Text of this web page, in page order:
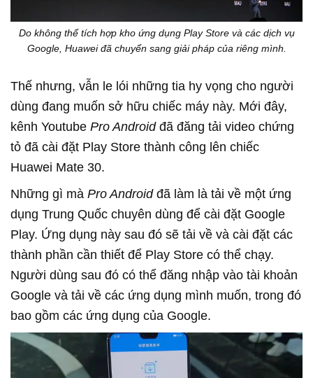
Do không thể tích hợp kho ứng dụng Play Store và các dịch vụ
Google, Huawei đã chuyển sang giải pháp của riêng mình.
Thế nhưng, vẫn le lói những tia hy vọng cho người
dùng đang muốn sở hữu chiếc máy này. Mới đây,
kênh Youtube Pro Android đã đăng tải video chứng
tỏ đã cài đặt Play Store thành công lên chiếc
Huawei Mate 30.
Những gì mà Pro Androidđã làm là tải về một ứng
dụng Trung Quốc chuyên dùng để cài đặt Google
Play. Ứng dụng này sau đó sẽ tải về và cài đặt các
thành phần cần thiết để Play Store có thể chạy.
Người dùng sau đó có thể đăng nhập vào tài khoản
Google và tải về các ứng dụng mình muốn, trong đó
bao gồm các ứng dụng của Google.